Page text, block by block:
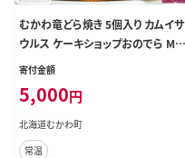
むかわ竜どら焼き 5個入り カムイサ
ウルス ケーキショップおのでら MK
WO002
寄付金額
5,000円
北海道むかわ町
常温